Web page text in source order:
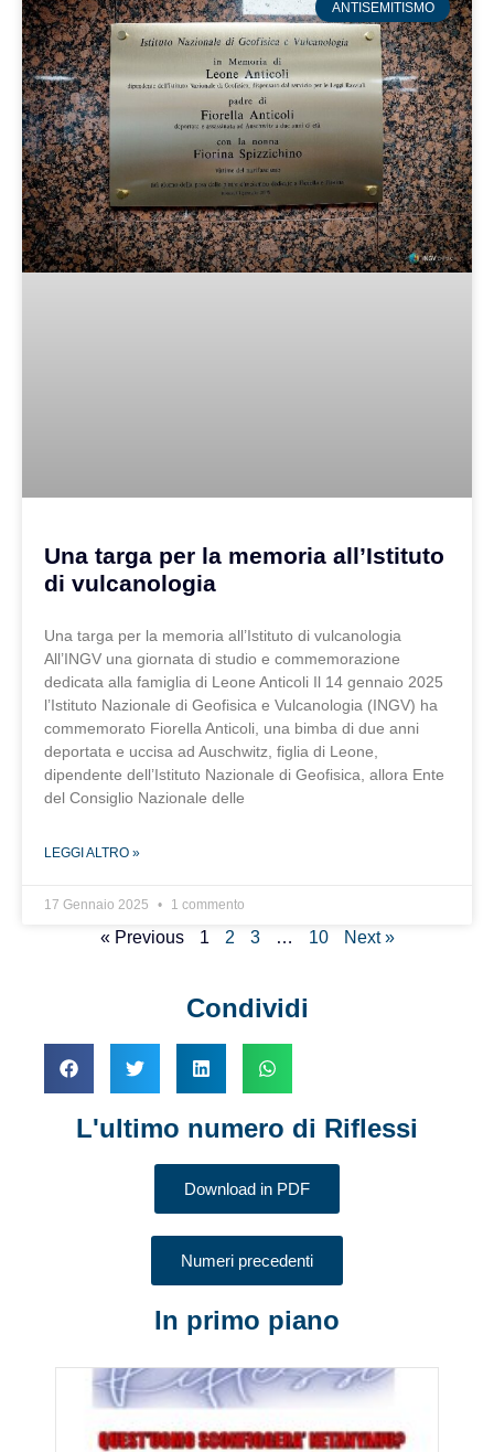
ANTISEMITISMO
Una targa per la memoria all’Istituto
di vulcanologia
Una targa per la memoria all’Istituto di vulcanologia
All’INGV una giornata di studio e commemorazione
dedicata alla famiglia di Leone Anticoli Il 14 gennaio 2025
l’Istituto Nazionale di Geofisica e Vulcanologia (INGV) ha
commemorato Fiorella Anticoli, una bimba di due anni
deportata e uccisa ad Auschwitz, figlia di Leone,
dipendente dell’Istituto Nazionale di Geofisica, allora Ente
del Consiglio Nazionale delle
LEGGI ALTRO »
17 Gennaio 2025 1 commento
« Previous 1 2 3 … 10 Next »
Condividi
L'ultimo numero di Riflessi
Download in PDF
Numeri precedenti
In primo piano